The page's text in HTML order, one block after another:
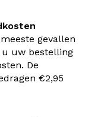
gevallen
u uw bestelling
De
€2,95